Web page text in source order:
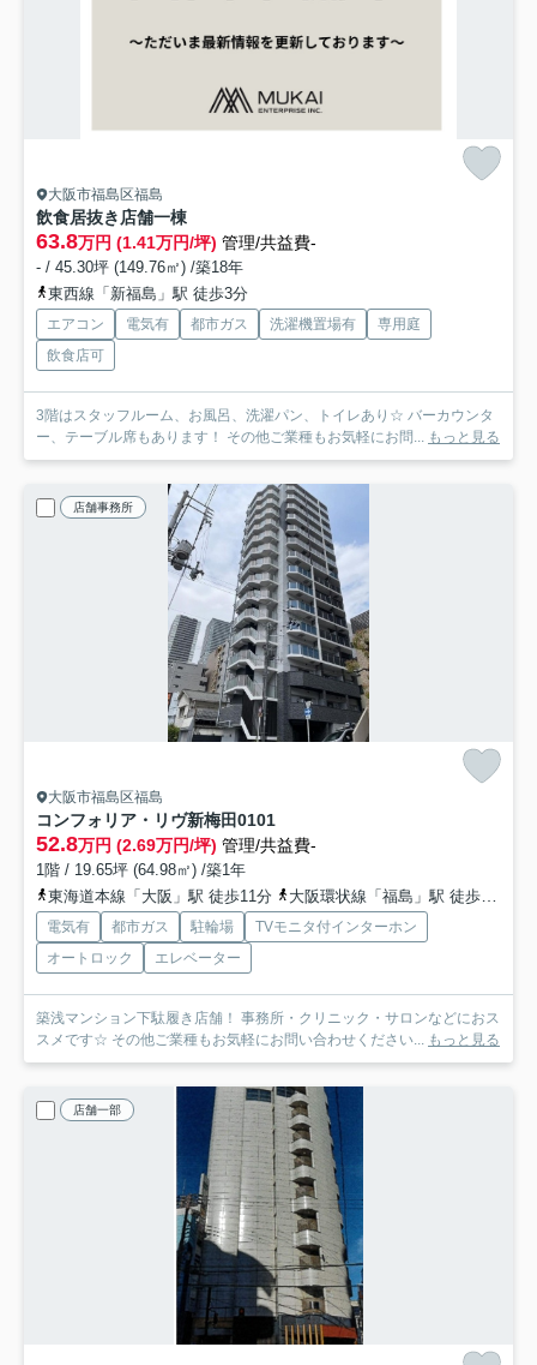
大阪市福島区福島
飲食居抜き店舗一棟
63.8万円 (1.41万円/坪) 管理/共益費-
- / 45.30坪 (149.76㎡) /築18年
東西線「新福島」駅 徒歩3分
エアコン 電気有 都市ガス 洗濯機置場有
専用庭
飲食店可
3階はスタッフルーム、お風呂、洗濯パン、トイレあり☆ バーカウンタ
ー、テーブル席もあります！ その他ご業種もお気軽にお問...
もっと見る
店舗事務所
大阪市福島区福島
コンフォリア・リヴ新梅田0101
52.8万円 (2.69万円/坪) 管理/共益費-
1階 / 19.65坪 (64.98㎡) /築1年
東海道本線「大阪」駅 徒歩11分
大阪環状線「福島」駅 徒歩9分
電気有 都市ガス 駐輪場
TVモニタ付インターホン
オートロック
エレベーター
築浅マンション下駄履き店舗！ 事務所・クリニック・サロンなどにおス
スメです☆ その他ご業種もお気軽にお問い合わせください...
もっと見る
店舗一部